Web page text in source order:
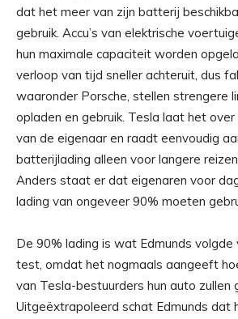
dat het meer van zijn batterij
gebruik. Accu’s van elektrische
hun maximale capaciteit worden
verloop van tijd sneller achteruit, dus
waaronder Porsche, stellen strengere
opladen en gebruik. Tesla laat het
van de eigenaar en raadt eenvoudig
batterijlading alleen voor langere
Anders staat er dat eigenaren voor
lading van ongeveer 90% moeten
De 90% lading is wat Edmunds volgde
test, omdat het nogmaals aangeeft
van Tesla-bestuurders hun auto zullen
Uitgeëxtrapoleerd schat Edmunds dat